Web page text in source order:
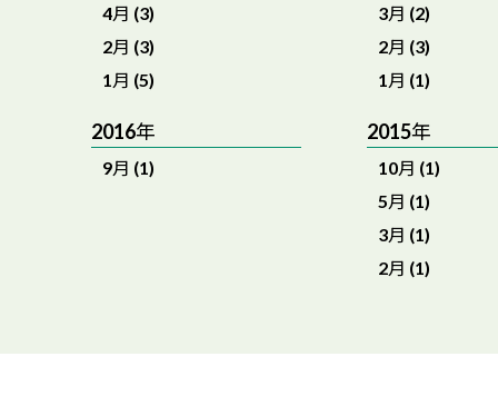
4月 (3)
2月 (3)
1月 (5)
3月 (2)
2月 (3)
1月 (1)
2016年
9月 (1)
2015年
10月 (1)
5月 (1)
3月 (1)
2月 (1)